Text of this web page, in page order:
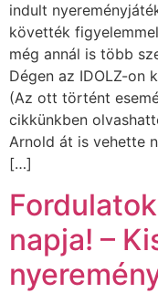
indult
követték
még annál is több
Dégen az IDOLZ-on
(Az ott történt
cikkünkben
Arnold át is vehette
[…]
napja! –